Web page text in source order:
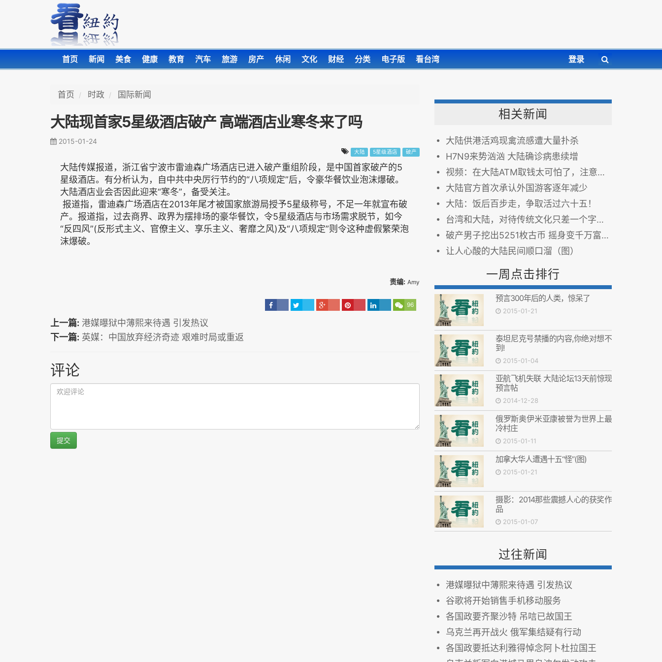
首页 新闻 美食 健康 教育 汽车 旅游 房产 休闲 文化 财经 分类 电子版 看台湾 登录
首页 时政 国际新闻
大陆现首家5星级酒店破产 高端酒店业寒冬来了吗
2015-01-24
大陆 5星级酒店 破产
大陆传媒报道，浙江省宁波市雷迪森广场酒店已进入破产重组阶段，是中国首家破产的5
星级酒店。有分析认为，自中共中央厉行节约的“八项规定”后，令豪华餐饮业泡沫爆破。
大陆酒店业会否因此迎来“寒冬”，备受关注。
报道指，雷迪森广场酒店在2013年尾才被国家旅游局授予5星级称号，不足一年就宣布破
产。报道指，过去商界、政界为摆排场的豪华餐饮，令5星级酒店与市场需求脱节，如今
“反四风”(反形式主义、官僚主义、享乐主义、奢靡之风)及“八项规定”则令这种虚假繁荣泡
沫爆破。
责编: Amy
96
上一篇: 港媒曝狱中薄熙来待遇 引发热议
下一篇: 英媒：中国放弃经济奇迹 艰难时局或重返
评论
提交
相关新闻
大陆供港活鸡现禽流感遭大量扑杀
H7N9来势汹汹 大陆确诊病患续增
视频：在大陆ATM取钱太可怕了，注意，晚上千万不要去哦！
大陆官方首次承认外国游客逐年减少
大陆：饭后百步走，争取活过六十五！
台湾和大陆，对待传统文化只差一个字？！
破产男子挖出5251枚古币 摇身变千万富翁(组图)
让人心酸的大陆民间顺口溜（图）
一周点击排行
预言300年后的人类，惊呆了
2015-01-21
泰坦尼克号禁播的内容,你绝对想不
到!
2015-01-04
亚航飞机失联 大陆论坛13天前惊现
预言帖
2014-12-28
俄罗斯奥伊米亚康被誉为世界上最
冷村庄
2015-01-11
加拿大华人遭遇十五“怪”(图)
2015-01-21
摄影：2014那些震撼人心的获奖作
品
2015-01-07
过往新闻
港媒曝狱中薄熙来待遇 引发热议
谷歌将开始销售手机移动服务
各国政要齐聚沙特 吊唁已故国王
乌克兰再开战火 俄军集结疑有行动
各国政要抵达利雅得悼念阿卜杜拉国王